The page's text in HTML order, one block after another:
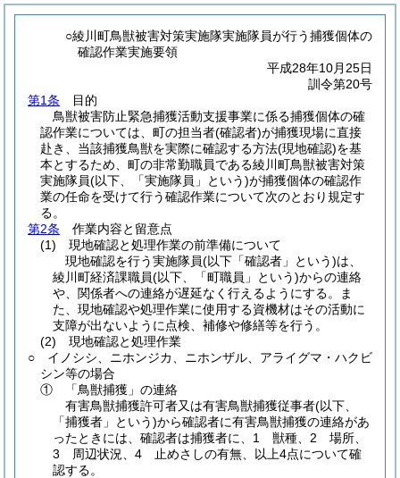
○綾川町鳥獣被害対策実施隊実施隊員が行う捕獲個体の
確認作業実施要領
平成28年10月25日
訓令第20号
第1条 目的
鳥獣被害防止緊急捕獲活動支援事業に係る捕獲個体の確
認作業については、町の担当者(確認者)が捕獲現場に直接
赴き、当該捕獲鳥獣を実際に確認する方法(現地確認)を基
本とするため、町の非常勤職員である綾川町鳥獣被害対策
実施隊員(以下、「実施隊員」という)が捕獲個体の確認作
業の任命を受けて行う確認作業について次のとおり規定す
る。
第2条 作業内容と留意点
(1) 現地確認と処理作業の前準備について
現地確認を行う実施隊員(以下「確認者」という)は、
綾川町経済課職員(以下、「町職員」という)からの連絡
や、関係者への連絡が遅延なく行えるようにする。ま
た、現地確認や処理作業に使用する資機材はその活動に
支障が出ないように点検、補修や修繕等を行う。
(2) 現地確認と処理作業
○ イノシシ、ニホンジカ、ニホンザル、アライグマ・ハクビ
シン等の場合
① 「鳥獣捕獲」の連絡
有害鳥獣捕獲許可者又は有害鳥獣捕獲従事者(以下、
「捕獲者」という)から確認者に有害鳥獣捕獲の連絡があ
ったときには、確認者は捕獲者に、1 獣種、2 場所、
3 周辺状況、4 止めさしの有無、以上4点について確
認する。